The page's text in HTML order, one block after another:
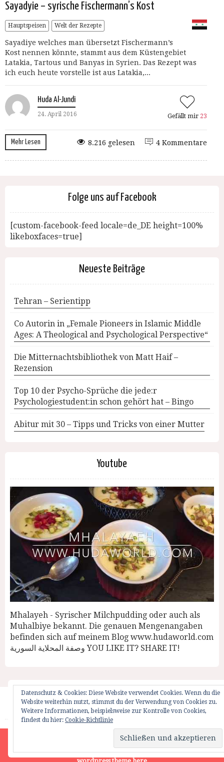
Sayadyie – syrische Fischermann’s Kost
Hauptspeisen Welt der Rezepte
Sayadiye welches man übersetzt Fischermann’s
Kost nennen könnte, stammt aus dem Küstengebiet
Latakia, Tartous und Banyas in Syrien. Das Rezept was
ich euch heute vorstelle ist aus Latakia,...
Huda Al-Jundi
24. April 2016 Gefällt mir 23
Mehr Lesen 4 Kommentare
8.216 gelesen
Folge uns auf Facebook
[custom-facebook-feed locale=de_DE height=100%
likeboxfaces=true]
Neueste Beiträge
Tehran – Serientipp
Co Autorin in „Female Pioneers in Islamic Middle
Ages: A Theological and Psychological Perspective“
Die Mitternachtsbibliothek von Matt Haif –
Rezension
Top 10 der Psycho-Sprüche die jede:r
Psychologiestudent:in schon gehört hat – Bingo
Abitur mit 30 – Tipps und Tricks von einer Mutter
Youtube
Mhalayeh - Syrischer Milchpudding oder auch als
Muhalbiye bekannt. Die genauen Mengenangaben
befinden sich auf meinem Blog www.hudaworld.com
وصفة المحلاية السورية YOU LIKE IT? SHARE IT!
Datenschutz & Cookies: Diese Website verwendet Cookies. Wenn du die
Website weiterhin nutzt, stimmst du der Verwendung von Cookies zu.
Weitere Informationen, beispielsweise zur Kontrolle von Cookies,
findest du hier: Cookie-Richtlinie
Startseite Impressum Weglot Switcher
HUDAWORLD.COM | ALL RIGHTS RESERVED | © 2012
Site is using a trial version of the theme. Please enter your
purchase code in theme settings to activate it orpurchase this